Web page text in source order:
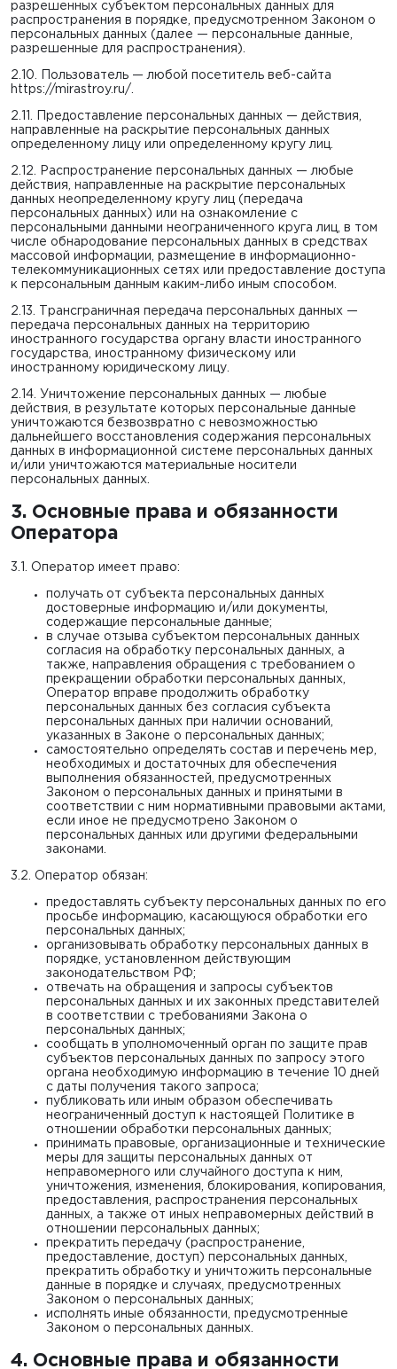
разрешенных субъектом персональных данных для
распространения в порядке, предусмотренном Законом о
персональных данных (далее — персональные данные,
разрешенные для распространения).
2.10. Пользователь — любой посетитель веб-сайта
https://mirastroy.ru/
2.11. Предоставление персональных данных — действия,
направленные на раскрытие персональных данных
определенному лицу или определенному кругу лиц.
2.12. Распространение персональных данных — любые
действия, направленные на раскрытие персональных
данных неопределенному кругу лиц (передача
персональных данных) или на ознакомление с
персональными данными неограниченного круга лиц, в том
числе обнародование персональных данных в средствах
массовой информации, размещение в информационно-
телекоммуникационных сетях или предоставление доступа
к персональным данным каким-либо иным способом.
2.13. Трансграничная передача персональных данных —
передача персональных данных на территорию
иностранного государства органу власти иностранного
государства, иностранному физическому или
иностранному юридическому лицу.
2.14. Уничтожение персональных данных — любые
действия, в результате которых персональные данные
уничтожаются безвозвратно с невозможностью
дальнейшего восстановления содержания персональных
данных в информационной системе персональных данных
и/или уничтожаются материальные носители
персональных данных.
3. Основные права и обязанности
Оператора
3.1. Оператор имеет право:
получать от субъекта персональных данных
достоверные информацию и/или документы,
содержащие персональные данные;
в случае отзыва субъектом персональных данных
согласия на обработку персональных данных, а
также, направления обращения с требованием о
прекращении обработки персональных данных,
Оператор вправе продолжить обработку
персональных данных без согласия субъекта
персональных данных при наличии оснований,
указанных в Законе о персональных данных;
самостоятельно определять состав и перечень мер,
необходимых и достаточных для обеспечения
выполнения обязанностей, предусмотренных
Законом о персональных данных и принятыми в
соответствии с ним нормативными правовыми актами,
если иное не предусмотрено Законом о
персональных данных или другими федеральными
законами.
3.2. Оператор обязан:
предоставлять субъекту персональных данных по его
просьбе информацию, касающуюся обработки его
персональных данных;
организовывать обработку персональных данных в
порядке, установленном действующим
законодательством РФ;
отвечать на обращения и запросы субъектов
персональных данных и их законных представителей
в соответствии с требованиями Закона о
персональных данных;
сообщать в уполномоченный орган по защите прав
субъектов персональных данных по запросу этого
органа необходимую информацию в течение 10 дней
с даты получения такого запроса;
публиковать или иным образом обеспечивать
неограниченный доступ к настоящей Политике в
отношении обработки персональных данных;
принимать правовые, организационные и технические
меры для защиты персональных данных от
неправомерного или случайного доступа к ним,
уничтожения, изменения, блокирования, копирования,
предоставления, распространения персональных
данных, а также от иных неправомерных действий в
отношении персональных данных;
прекратить передачу (распространение,
предоставление, доступ) персональных данных,
прекратить обработку и уничтожить персональные
данные в порядке и случаях, предусмотренных
Законом о персональных данных;
исполнять иные обязанности, предусмотренные
Законом о персональных данных.
4. Основные права и обязанности